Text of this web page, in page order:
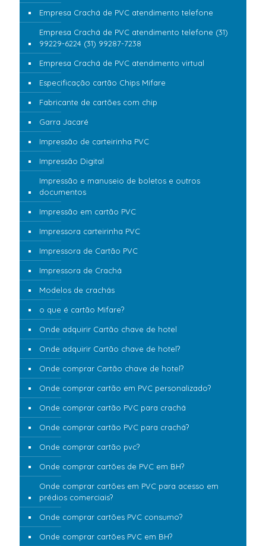
Empresa Crachá de PVC atendimento telefone
Empresa Crachá de PVC atendimento telefone (31)
99229-6224 (31) 99287-7238
Empresa Crachá de PVC atendimento virtual
Especificação cartão Chips Mifare
Fabricante de cartões com chip
Garra Jacaré
Impressão de carteirinha PVC
Impressão Digital
Impressão e manuseio de boletos e outros
documentos
Impressão em cartão PVC
Impressora carteirinha PVC
Impressora de Cartão PVC
Impressora de Crachá
Modelos de crachás
o que é cartão Mifare?
Onde adquirir Cartão chave de hotel
Onde adquirir Cartão chave de hotel?
Onde comprar Cartão chave de hotel?
Onde comprar cartão em PVC personalizado?
Onde comprar cartão PVC para crachá
Onde comprar cartão PVC para crachá?
Onde comprar cartão pvc?
Onde comprar cartões de PVC em BH?
Onde comprar cartões em PVC para acesso em
prédios comerciais?
Onde comprar cartões PVC consumo?
Onde comprar cartões PVC em BH?